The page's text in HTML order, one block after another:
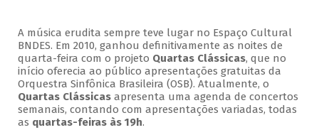
A música erudita sempre teve lugar no Espaço Cultural
BNDES. Em 2010, ganhou definitivamente as noites de
quarta-feira com o projeto Quartas Clássicas, que no
início oferecia ao público apresentações gratuitas da
Orquestra Sinfônica Brasileira (OSB). Atualmente, o
Quartas Clássicasapresenta uma agenda de concertos
semanais, contando com apresentações variadas, todas
as quartas-feiras às 19h.